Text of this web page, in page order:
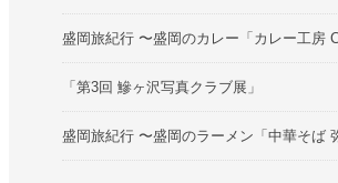
盛岡旅紀行 〜盛岡のカレー「カレー工房
「第3回 鰺ヶ沢写真クラブ展」
盛岡旅紀行 〜盛岡のラーメン「中華そば